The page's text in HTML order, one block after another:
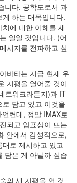
니다. 공학도로서 과
하는 대목입니다.
에 대한 이해를 새
일일 것입니다. (어
시지를 전파하고 싶
바타는 지금 현재 우
지평을 열어줄 것이
트워크라든지)과 IT
담고 있고 이것을
컨대, 정말 IMAX로
되고 암표상이 뜨는
안에서 감성적으로,
로 제시하고 있고
담은 게 아닐까 싶습
의 새 지평을 연 것